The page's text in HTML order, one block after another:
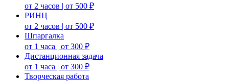
от 2 часов | от 500 ₽
РИНЦ
от 2 часов | от 500 ₽
Шпаргалка
от 1 часа | от 300 ₽
Дистанционная задача
от 1 часа | от 300 ₽
Творческая работа